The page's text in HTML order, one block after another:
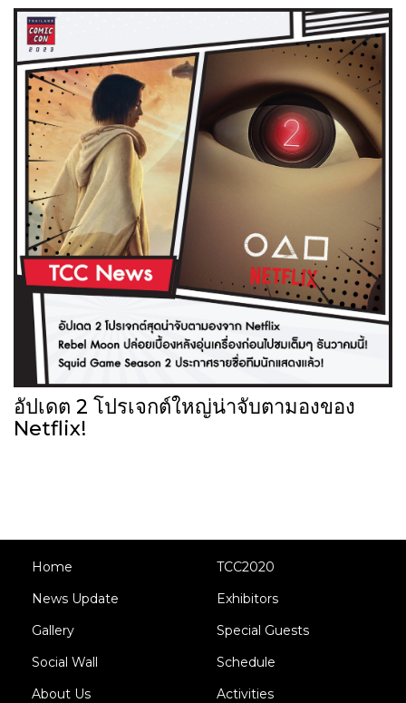
อัปเดต 2 โปรเจกต์ใหญ่น่าจับตามองของ
Netflix!
Home
News Update
Gallery
Social Wall
About Us
TCC2020
Exhibitors
Special Guests
Schedule
Activities